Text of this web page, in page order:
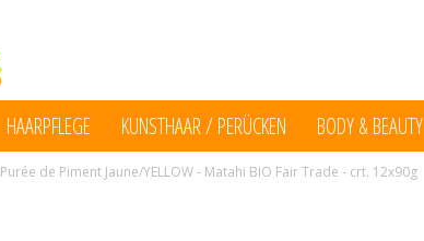
HAARPFLEGE KUNSTHAAR / PERÜCKEN BODY & BEAUTY
Purée de Piment Jaune/YELLOW - Matahi BIO Fair Trade - crt. 12x90g